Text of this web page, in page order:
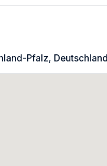
Pfalz, Deutschland